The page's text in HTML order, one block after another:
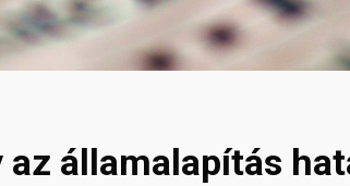
államalapítás